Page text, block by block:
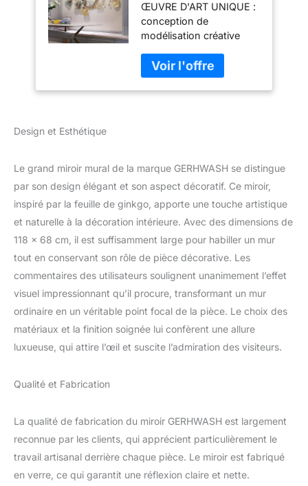
Metal 118×68cm
Feuille de Ginkgo
Décoratif Miroir
Mural Design pour
Chambre à Coucher
Salon Entrée Miroir
Salon
ŒUVRE D'ART UNIQUE :
conception de
modélisation créative
simple, conception de
feuille de Ginkgo de
couleur dégradée,
maison FACILE À
UTILISER: Le taille du
grand miroir mural
moderne est de
118*68cm, la diamètre
des miroirs est de 24cm.
Le crochet de
quincaillerie à l'arrière du
miroir mural assure une
installation facile, facile à
accrocher, peut être
facilement installé en
DESIGN MODERNE :
en fer forgé, effet
tridimensionnel puissant,
la peinture résistante aux
hautes températures
Design et Esthétique
Le grand miroir mural de la marque GERHWASH se distingue
par son design élégant et son aspect décoratif. Ce miroir,
inspiré par la feuille de ginkgo, apporte une touche artistique
et naturelle à la décoration intérieure. Avec des dimensions de
118 x 68 cm, il est suffisamment large pour habiller un mur
tout en conservant son rôle de pièce décorative. Les
commentaires des utilisateurs soulignent unanimement l’effet
visuel impressionnant qu’il procure, transformant un mur
ordinaire en un véritable point focal de la pièce. Le choix des
matériaux et la finition soignée lui confèrent une allure
luxueuse, qui attire l’œil et suscite l’admiration des visiteurs.
Qualité et Fabrication
La qualité de fabrication du miroir GERHWASH est largement
reconnue par les clients, qui apprécient particulièrement le
travail artisanal derrière chaque pièce. Le miroir est fabriqué
en verre, ce qui garantit une réflexion claire et nette.